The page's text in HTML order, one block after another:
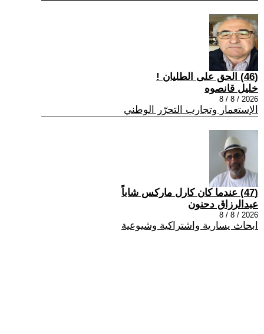
(46) الحق على الطليان !
خليل قانصوه
2026 / 8 / 8
الإستعمار وتجارب التحرّر الوطني
(47) عندما كان كارل ماركس شاباً
عبدالرزاق دحنون
2026 / 8 / 8
ابحاث يسارية واشتراكية وشيوعية